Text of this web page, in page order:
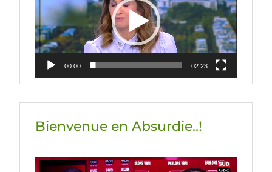
00:00 02:23
Bienvenue en Absurdie..!
Lecteur